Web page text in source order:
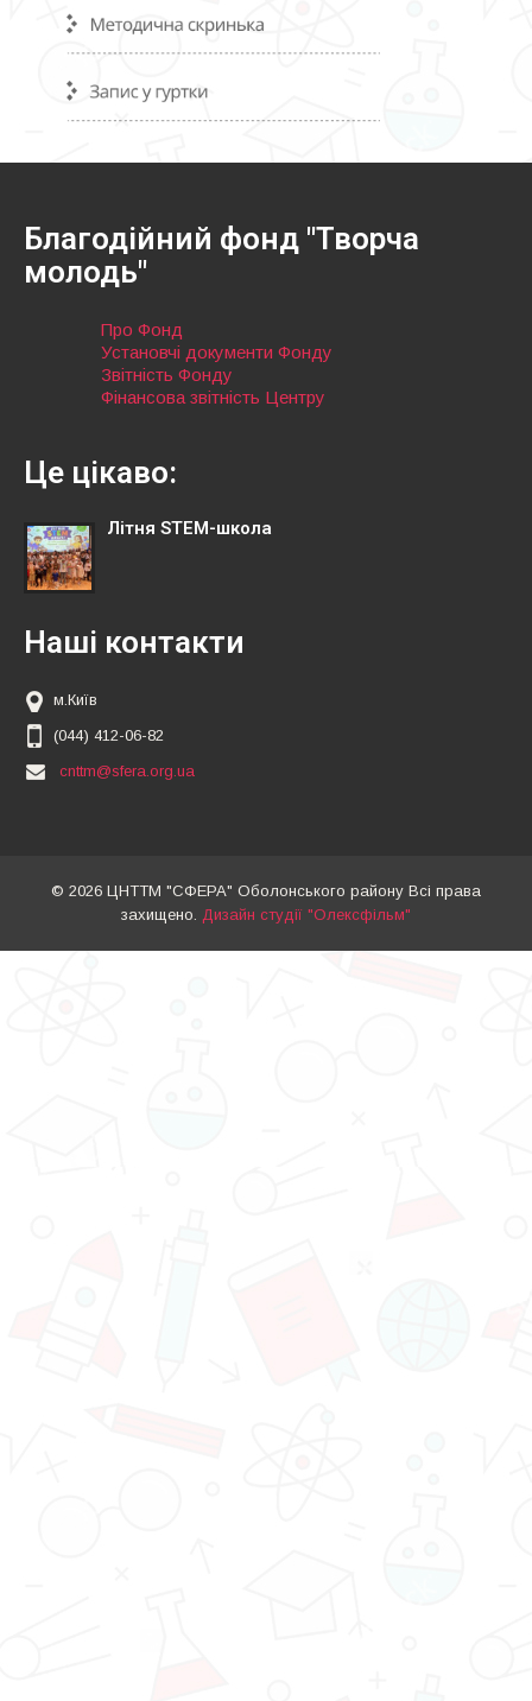
Благодійний фонд "Творча
молодь"
Про Фонд
Установчі документи Фонду
Звітність Фонду
Фінансова звітність Центру
Це цікаво:
Літня STEM-школа
Наші контакти
м.Київ
(044) 412-06-82
cnttm@sfera.org.ua
© 2026 ЦНТТМ "СФЕРА" Оболонського району Всі права
захищено.
Дизайн студії "Олексфільм"